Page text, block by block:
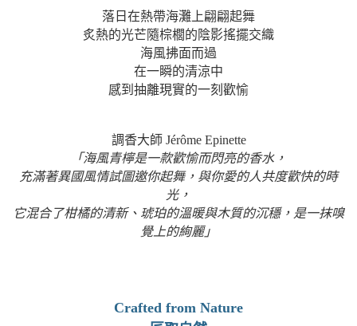
落日在熱帶海灘上翩翩起舞
炙熱的光芒隨棕櫚的陰影搖擺交織
海風拂面而過
在一瞬的清涼中
感到抽離現實的一刻歡愉
調香大師 Jérôme Epinette
「海風青檸是一款歡愉而閃亮的香水，
充滿著異國風情試圖邀你起舞，與你愛的人共度歡快的時
光，
它混合了柑橘的清新、琥珀的溫暖與木質的沉穩，是一抹嗅
覺上的絢麗」
Crafted from Nature